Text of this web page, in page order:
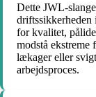
Dette JWL-
driftssikkerheden
for kvalitet,
modstå
lækager eller
arbejdsproces.